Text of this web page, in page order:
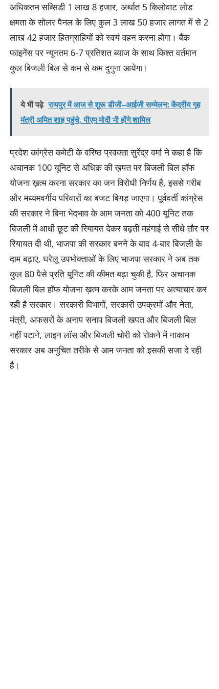
अधिकतम सब्सिडी 1 लाख 8 हजार, अर्थात 5 किलोवाट लोड
क्षमता के सोलर पैनल के लिए कुल 3 लाख 50 हजार लागत में से 2
लाख 42 हजार हितग्राहियों को स्वयं वहन करना होगा। बैंक
फाइनेंस पर न्यूनतम 6-7 प्रतिशत ब्याज के साथ किश्त वर्तमान
कुल बिजली बिल से कम से कम दुगुना आयेगा।
ये भी पढ़े रायपुर में आज से शुरू डीजी–आईजी सम्मेलन: केंद्रीय गृह
मंत्री अमित शाह पहुंचे, पीएम मोदी भी होंगे शामिल
प्रदेश कांग्रेस कमेटी के वरिष्ठ प्रवक्ता सुरेंद्र वर्मा ने कहा है कि
अचानक 100 यूनिट से अधिक की ख़पत पर बिजली बिल हॉफ
योजना ख़त्म करना सरकार का जन विरोधी निर्णय है, इससे गरीब
और मध्यमवर्गीय परिवारों का बजट बिगड़ जाएगा। पूर्ववर्ती कांग्रेस
की सरकार ने बिना भेदभाव के आम जनता को 400 यूनिट तक
बिजली में आधी छूट की रियायत देकर बढ़ती महंगाई से सीधे तौर पर
रियायत दी थी, भाजपा की सरकार बनने के बाद 4-बार बिजली के
दाम बढ़ाए, घरेलू उपभोक्ताओं के लिए भाजपा सरकार ने अब तक
कुल 80 पैसे प्रति यूनिट की कीमत बढ़ा चुकी है, फिर अचानक
बिजली बिल हॉफ योजना ख़त्म करके आम जनता पर अत्याचार कर
रही है सरकार। सरकारी विभागों, सरकारी उपक्रमों और नेता,
मंत्री, अफसरों के अनाप सनाप बिजली खपत और बिजली बिल
नहीं पटाने, लाइन लॉस और बिजली चोरी को रोकने में नाकाम
सरकार अब अनुचित तरीके से आम जनता को इसकी सजा दे रही
है।